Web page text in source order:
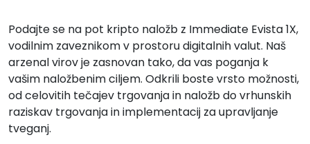
Podajte se na pot kripto naložb z Immediate Evista 1X,
vodilnim zaveznikom v prostoru digitalnih valut. Naš
arzenal virov je zasnovan tako, da vas poganja k
vašim naložbenim ciljem. Odkrili boste vrsto možnosti,
od celovitih tečajev trgovanja in naložb do vrhunskih
raziskav trgovanja in implementacij za upravljanje
tveganj.